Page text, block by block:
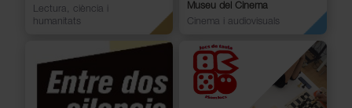
Lectura, ciència i
humanitats
Museu del Cinema
Cinema i audiovisuals